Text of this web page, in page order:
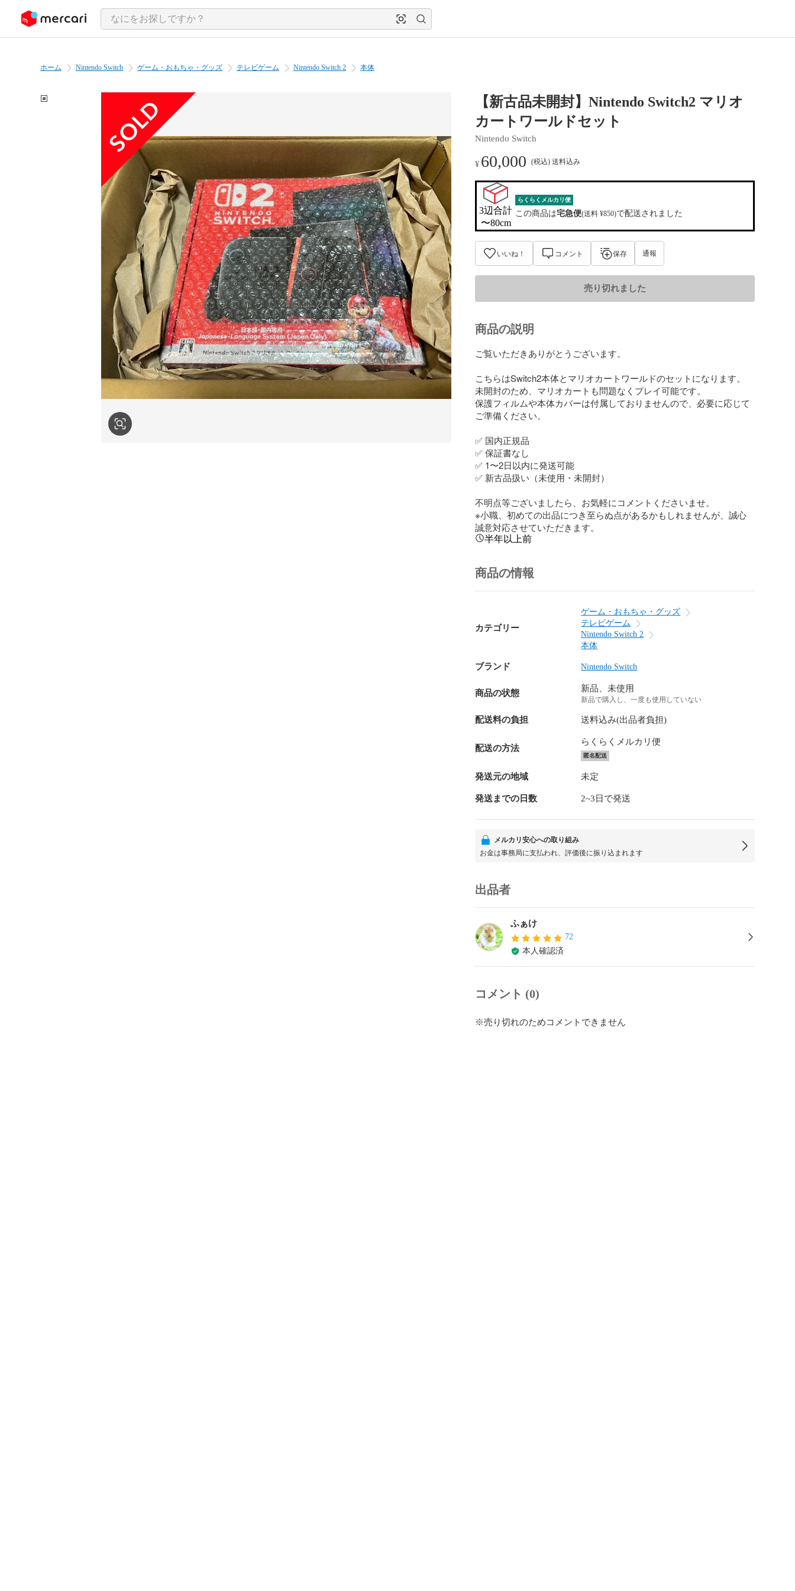
ツにスキップ
ホーム Nintendo Switch ゲーム・おもちゃ・グッズ テレビゲーム Nintendo Switch 2 本体
【新古品未開封】Nintendo Switch2 マリオ
カートワールドセット
Nintendo Switch
¥ 60,000 (税込) 送料込み
3辺合計
〜80cm
らくらくメルカリ便
この商品は宅急便(送料 ¥850)で配送されました
いいね！ コメント 保存 通報
売り切れました
商品の説明
ご覧いただきありがとうございます。
こちらはSwitch2本体とマリオカートワールドのセットになります。
未開封のため、マリオカートも問題なくプレイ可能です。
保護フィルムや本体カバーは付属しておりませんので、必要に応じて
ご準備ください。
✅ 国内正規品
✅ 保証書なし
✅ 1〜2日以内に発送可能
✅ 新古品扱い（未使用・未開封）
不明点等ございましたら、お気軽にコメントくださいませ。
※小職、初めての出品につき至らぬ点があるかもしれませんが、誠心
誠意対応させていただきます。
半年以上前
商品の情報
カテゴリー
ゲーム・おもちゃ・グッズ
テレビゲーム
Nintendo Switch 2
本体
ブランド Nintendo Switch
商品の状態 新品、未使用
新品で購入し、一度も使用していない
配送料の負担 送料込み(出品者負担)
配送の方法
らくらくメルカリ便
匿名配送
発送元の地域 未定
発送までの日数 2~3日で発送
メルカリ安心への取り組み
お金は事務局に支払われ、評価後に振り込まれます
出品者
ふぁけ
72
本人確認済
コメント (0)
※売り切れのためコメントできません